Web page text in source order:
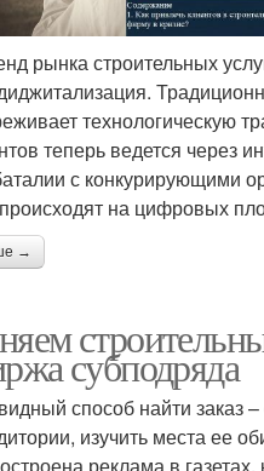
рынка строительных
технологическую
теперь ведется через
с конкурирующими
на цифровых
→
субподряда
способ найти заказ –
изучить места ее
реклама в газетах,